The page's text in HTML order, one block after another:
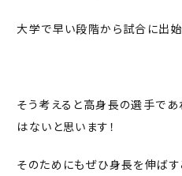
大学で早い段階から試合に出始
そう考えると高身長の選手で
はないと思います！
そのためにもぜひ身長を伸ば